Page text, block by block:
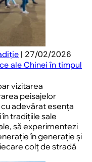
| 27/02/2026
ale Chinei în timpul
vizitarea
peisajelor
adevărat esența
tradițiile sale
să experimentezi
în generație și
colț de stradă